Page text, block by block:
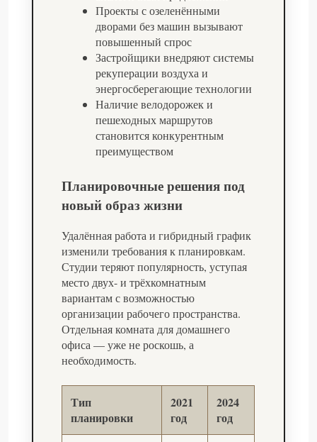
Проекты с озеленёнными
дворами без машин вызывают
повышенный спрос
Застройщики внедряют системы
рекуперации воздуха и
энергосберегающие технологии
Наличие велодорожек и
пешеходных маршрутов
становится конкурентным
преимуществом
Планировочные решения под
новый образ жизни
Удалённая работа и гибридный график
изменили требования к планировкам.
Студии теряют популярность, уступая
место двух- и трёхкомнатным
вариантам с возможностью
организации рабочего пространства.
Отдельная комната для домашнего
офиса — уже не роскошь, а
необходимость.
Тип
планировки
2021
год
2024
год